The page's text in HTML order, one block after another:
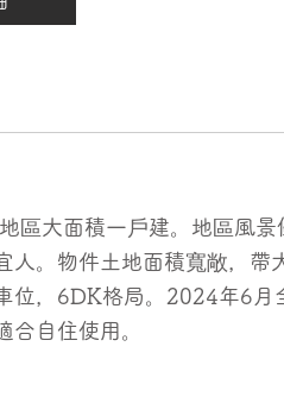
區大面積一戶建。地區風景
人。物件土地面積寬敞，帶
位，6DK格局。2024年6月
合自住使用。